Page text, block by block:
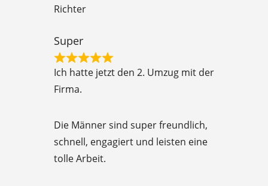
t
o
f
Richter
Super
R
d
5
o
Ich hatte jetzt den 2. Umzug mit der
Firma.
Die Männer sind super freundlich,
schnell, engagiert und leisten eine
tolle Arbeit.